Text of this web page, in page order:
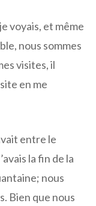
voyais, et même
nous sommes
visites, il
en me
entre le
la fin de la
nous
Bien que nous